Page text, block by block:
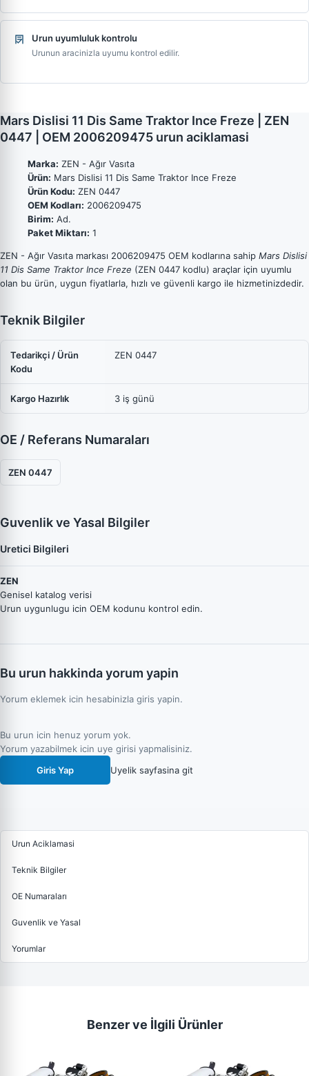
Urun uyumluluk kontrolu
Urunun aracinizla uyumu kontrol edilir.
Mars Dislisi 11 Dis Same Traktor Ince Freze | ZEN
0447 | OEM 2006209475 urun aciklamasi
Marka: ZEN - Ağır Vasıta
Ürün: Mars Dislisi 11 Dis Same Traktor Ince Freze
Ürün Kodu: ZEN 0447
OEM Kodları: 2006209475
Birim: Ad.
Paket Miktarı: 1
ZEN - Ağır Vasıta markası 2006209475 OEM kodlarına sahip Mars Dislisi
11 Dis Same Traktor Ince Freze (ZEN 0447 kodlu) araçlar için uyumlu
olan bu ürün, uygun fiyatlarla, hızlı ve güvenli kargo ile hizmetinizdedir.
Teknik Bilgiler
Tedarikçi / Ürün
Kodu
ZEN 0447
Kargo Hazırlık 3 iş günü
OE / Referans Numaraları
ZEN 0447
Guvenlik ve Yasal Bilgiler
Uretici Bilgileri
ZEN
Genisel katalog verisi
Urun uygunlugu icin OEM kodunu kontrol edin.
Bu urun hakkinda yorum yapin
Yorum eklemek icin hesabinizla giris yapin.
Bu urun icin henuz yorum yok.
Yorum yazabilmek icin uye girisi yapmalisiniz.
Giris Yap
Uyelik sayfasina git
Urun Aciklamasi
Teknik Bilgiler
OE Numaraları
Guvenlik ve Yasal
Yorumlar
Benzer ve İlgili Ürünler